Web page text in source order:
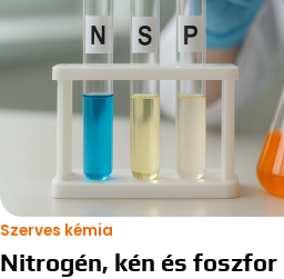
Szerves kémia
Nitrogén, kén és